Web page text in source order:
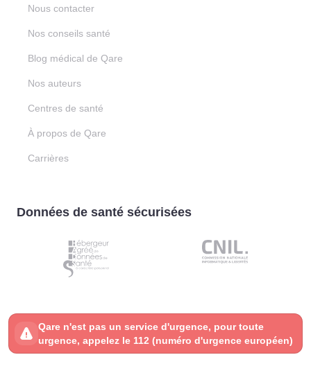
Nous contacter
Nos conseils santé
Blog médical de Qare
Nos auteurs
Centres de santé
À propos de Qare
Carrières
Données de santé sécurisées
Qare n'est pas un service d'urgence, pour toute
urgence, appelez le 112 (numéro d'urgence européen)